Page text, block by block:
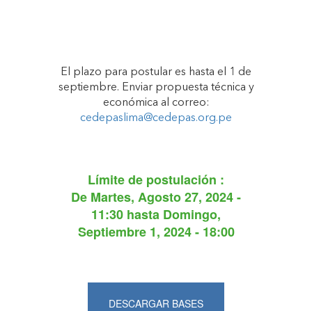
El plazo para postular es hasta el 1 de
septiembre. Enviar propuesta técnica y
económica al correo:
cedepaslima@cedepas.org.pe
Límite de postulación :
De Martes, Agosto 27, 2024 -
11:30 hasta Domingo,
Septiembre 1, 2024 - 18:00
DESCARGAR BASES